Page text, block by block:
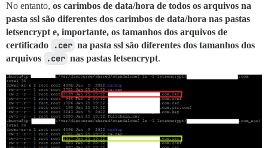
No entanto, os carimbos de data/hora de todos os arquivos na
pasta ssl são diferentes dos carimbos de data/hora nas pastas
letsencrypt e, importante, os tamanhos dos arquivos de
certificado
.cer na pasta ssl são diferentes dos tamanhos dos
arquivos
.cer nas pastas letsencrypt.